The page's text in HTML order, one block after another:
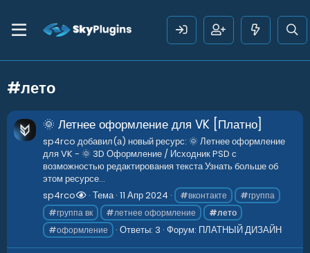
#лето
🌞 Летнее оформление для VK [Платно]
sp4rco добавил(а) новый ресурс: 🌞 Летнее оформление
для VK - 🌞 3D Оформление / Исходник PSD с
возможностью редактирования текста Узнать больше об
этом ресурсе...
sp4rco
Тема 11 Апр 2024 #вконтакте
#группа
#группа вк
#летнее оформление
#лето
#оформление
Ответы: 3 Форум: ПЛАТНЫЙ ДИЗАЙН